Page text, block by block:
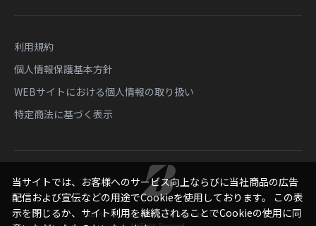
利用規約
個人情報保護基本方針
WEBサイトにおける個人情報の取り扱い
特定商法に基づく表示
Copyright © Bridgestone Sports Sales Japan Co., Ltd.
当サイトでは、お客様へのサービス向上ならびに当社商品の広告
配信および宣伝などの用途でCookieを使用しております。 この表
示を閉じるか、サイト利用を継続されることでCookieの使用に同